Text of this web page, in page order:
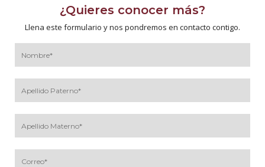
¿Quieres conocer más?
Llena este formulario y nos pondremos en contacto contigo.